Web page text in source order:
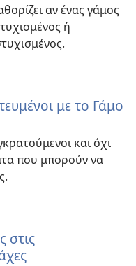
αν ένας γάμος
ή
με το Γάμο
και όχι
που μπορούν να
στις